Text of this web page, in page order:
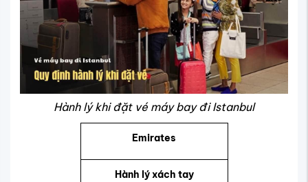
Hành lý khi đặt vé máy bay đi Istanbul
Emirates
Hành lý xách tay